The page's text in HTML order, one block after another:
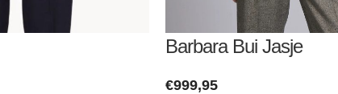
Barbara Bui Jasje
€999,95